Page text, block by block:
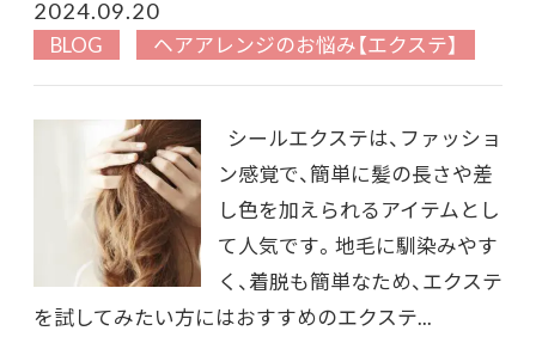
2024.09.20
BLOG ヘアアレンジのお悩み【エクステ】
シールエクステは、ファッショ
ン感覚で、簡単に髪の長さや差
し色を加えられるアイテムとし
て人気です。地毛に馴染みやす
く、着脱も簡単なため、エクステ
を試してみたい方にはおすすめのエクステ...